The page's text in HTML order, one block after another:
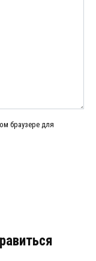
браузере для